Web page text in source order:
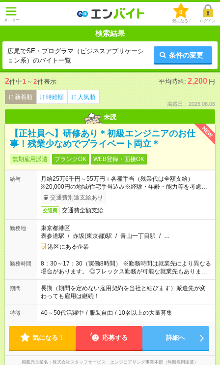
メニュー
0
気になる！ ログイン
検索結果
広尾でSE・プログラマ（ビジネスアプリケーシ
ョン系）のバイト一覧
条件の変更
2件中1 ～ 2件表示 平均時給: 2,200 円
新着順 時給順 人気順
掲載日：2026.08.06
未読
NEW
【正社員へ】研修あり＊初級エンジニアのお仕
事！残業少なめでプライベート両立＊
無期雇用派遣 ブランクOK WEB登録・面接OK
給与
月給25万6千円～55万円＋各種手当（残業代は全額支給）
※20,000円の地域/住宅手当込み※経験・年齢・能力等を考慮し
て加給・優遇します。★同一就業先で1年以上継続したら月1万
円の継続手当支給
交通費別途支給あり
交通費 交通費全額支給
勤務地
東京都港区
表参道駅 / 赤坂(東京都)駅 / 青山一丁目駅 / …
港区にある企業
勤務時間
8：30～17：30（実働8時間） ※勤務時間は就業先により異なる
場合があります。 ◎フレックス勤務が可能な就業先もありま
す。 ◎今よりもさらに働きやすい環境をつくるべく、 働き方
改革に全社をあげて取り組んでいます。
期間
長期（期間を定めない雇用契約を当社と結びます）派遣先が変
わっても雇用は継続！
特徴 40～50代活躍中 / 服装自由 / 10名以上の大量募集
気になる！ 応募する 詳細へ
掲載元企業名 株式会社スタッフサービス エンジニアリング事業本部（無期雇用派遣）